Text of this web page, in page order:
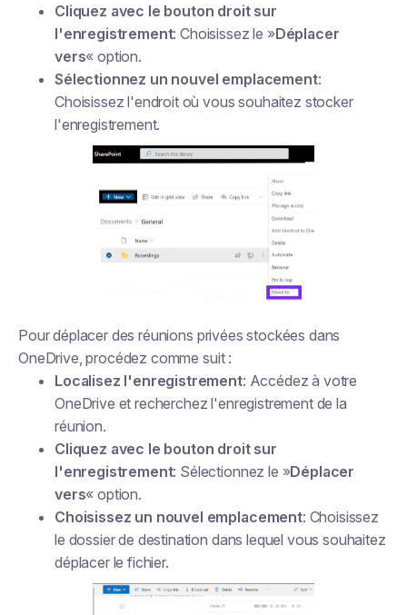
Cliquez avec le bouton droit sur
l'enregistrement: Choisissez le »Déplacer
vers« option.
Sélectionnez un nouvel emplacement:
Choisissez l'endroit où vous souhaitez stocker
l'enregistrement.
Pour déplacer des réunions privées stockées dans
OneDrive, procédez comme suit :
Localisez l'enregistrement: Accédez à votre
OneDrive et recherchez l'enregistrement de la
réunion.
Cliquez avec le bouton droit sur
l'enregistrement: Sélectionnez le »Déplacer
vers« option.
Choisissez un nouvel emplacement: Choisissez
le dossier de destination dans lequel vous souhaitez
déplacer le fichier.